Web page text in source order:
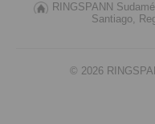
RINGSPANN
Santiago,
© 2026